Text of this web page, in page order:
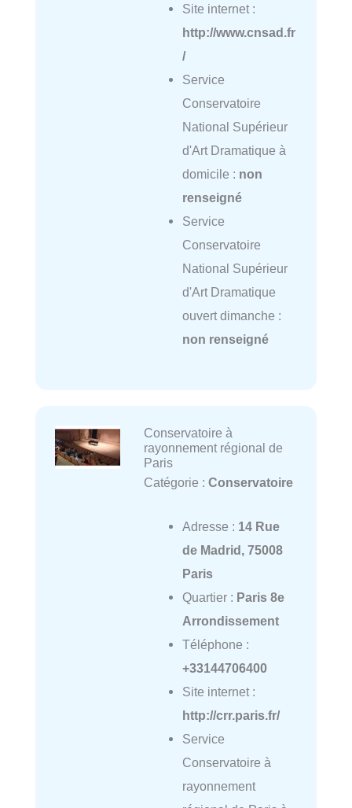
Site internet :
http://www.cnsad.fr
/
Service
Conservatoire
National Supérieur
d'Art Dramatique à
domicile : non
renseigné
Service
Conservatoire
National Supérieur
d'Art Dramatique
ouvert dimanche :
non renseigné
Conservatoire à
rayonnement régional de
Paris
Catégorie : Conservatoire
Adresse : 14 Rue
de Madrid, 75008
Paris
Quartier : Paris 8e
Arrondissement
Téléphone :
+33144706400
Site internet :
http://crr.paris.fr/
Service
Conservatoire à
rayonnement